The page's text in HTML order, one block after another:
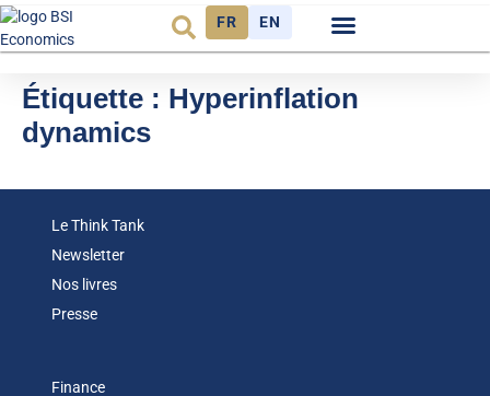
FR EN
Étiquette : Hyperinflation
dynamics
Le Think Tank
Newsletter
Nos livres
Presse
Finance